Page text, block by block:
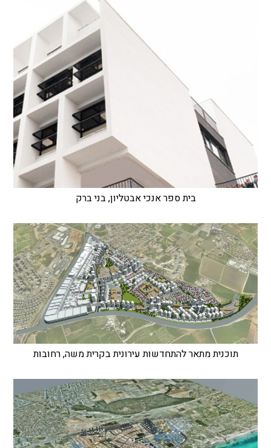
בית ספר אנכי אבטליון, בני ברק
תוכנית מתאר להתחדשות עירונית בקרית משה, רחובות